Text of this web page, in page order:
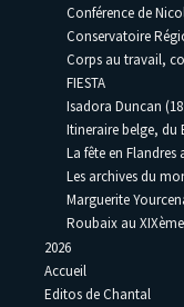
Conférence de
Conservatoire
Corps au travail,
FIESTA
Isadora Duncan
Itineraire belge, du
La fête en Flandres
Les archives du
Marguerite
Roubaix au
2026
Accueil
Editos de Chantal